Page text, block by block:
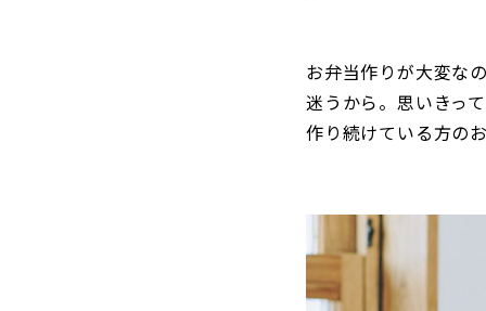
お弁当作りが大変な
迷うから。思いきっ
作り続けている方の